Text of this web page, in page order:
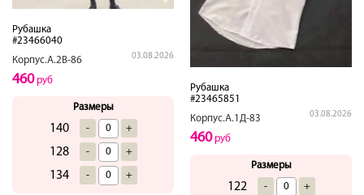
Рубашка
#23466040
Корпус.А.2В-86
03.08.2026
460руб
Размеры
140 - +
128 - +
134 - +
Рубашка
#23465851
Корпус.А.1Д-83
03.08.2026
460руб
Размеры
122 - +